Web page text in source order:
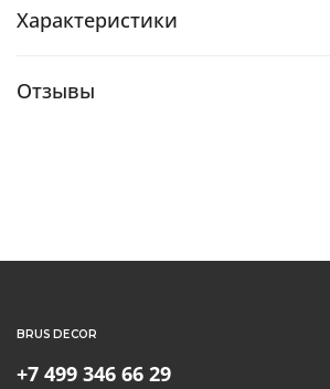
Характеристики
Отзывы
+7 499 346 66 29
BRUS DECOR